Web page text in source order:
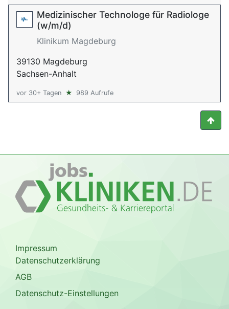
Medizinischer Technologe für Radiologe
(w/m/d)
Klinikum Magdeburg
39130 Magdeburg
Sachsen-Anhalt
vor 30+ Tagen ★ 989 Aufrufe
Impressum
Datenschutzerklärung
AGB
Datenschutz-Einstellungen